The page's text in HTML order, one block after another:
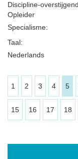
Discipline-
Opleider
Specialisme:
Taal:
Nederlands
1 2 3 4 5
15 16 17 18